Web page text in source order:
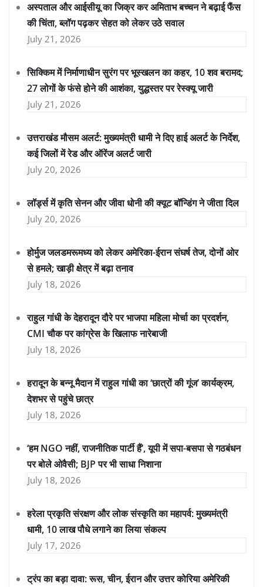
अस्पताल और आईसीयू का जिक्र कर अमिताभ बच्चन ने बढ़ाई फैंस
की चिंता, ब्लॉग पढ़कर सेहत को लेकर उठे सवाल
July 21, 2026
सिक्किम में निर्माणाधीन सुरंग पर भूस्खलन का कहर, 10 शव बरामद;
27 लोगों के फंसे होने की आशंका, युद्धस्तर पर रेस्क्यू जारी
July 21, 2026
उत्तराखंड मौसम अलर्ट: मुख्यमंत्री धामी ने दिए हाई अलर्ट के निर्देश,
कई जिलों में रेड और ऑरेंज अलर्ट जारी
July 20, 2026
लॉर्ड्स में कृति सेनन और जीवा धोनी की क्यूट बॉन्डिंग ने जीता दिल
July 20, 2026
होर्मुज जलडमरूमध्य को लेकर अमेरिका-ईरान संघर्ष तेज, दोनों ओर
से हमले; खाड़ी क्षेत्र में बढ़ा तनाव
July 18, 2026
राहुल गांधी के देहरादून दौरे पर भाजपा महिला मोर्चा का प्रदर्शन,
CMI चौक पर कांग्रेस के खिलाफ नारेबाजी
July 18, 2026
हरादून के बन्नू मैदान में राहुल गांधी का ‘छात्रों की गूंज’ कार्यक्रम,
देशभर से पहुंचे छात्र
July 18, 2026
‘हम NGO नहीं, राजनीतिक पार्टी हैं’, यूपी में सपा-बसपा से गठबंधन
पर बोले ओवैसी; BJP पर भी साधा निशाना
July 18, 2026
हरेला प्रकृति संरक्षण और लोक संस्कृति का महापर्व: मुख्यमंत्री
धामी, 10 लाख पौधे लगाने का लिया संकल्प
July 17, 2026
ट्रंप का बड़ा दावा: रूस, चीन, ईरान और उत्तर कोरिया अमेरिकी